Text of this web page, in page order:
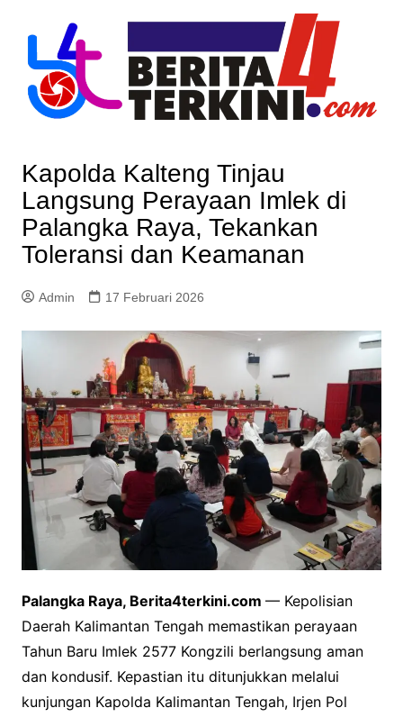
content
Kapolda Kalteng Tinjau
Langsung Perayaan Imlek di
Palangka Raya, Tekankan
Toleransi dan Keamanan
Admin 17 Februari 2026
Palangka Raya, Berita4terkini.com — Kepolisian
Daerah Kalimantan Tengah memastikan perayaan
Tahun Baru Imlek 2577 Kongzili berlangsung aman
dan kondusif. Kepastian itu ditunjukkan melalui
kunjungan Kapolda Kalimantan Tengah, Irjen Pol